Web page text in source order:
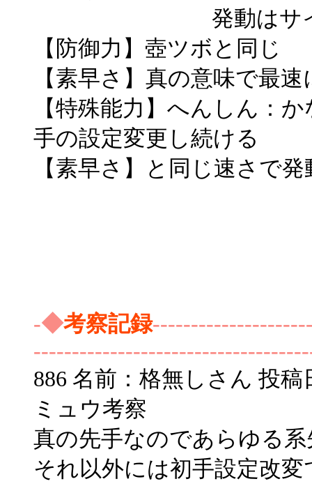
発動はサイコキ
【防御力】壺ツボと同じ
【素早さ】真の意味で最
【特殊能力】へんしん：
手の設定変更し続ける
【素早さ】と同じ速さで発
-◆考察記録
886 名前：格無しさん 投稿
ミュウ考察
真の先手なのであらゆる
それ以外には初手設定改